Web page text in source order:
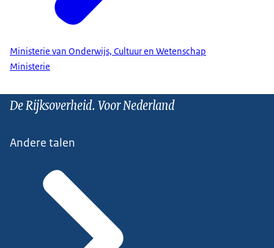
Ministerie van Onderwijs, Cultuur en Wetenschap
Ministerie
De Rijksoverheid. Voor Nederland
Andere talen